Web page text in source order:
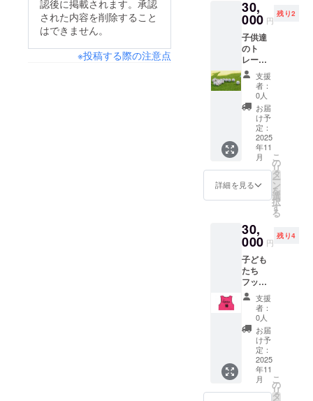
認後に掲載されます。承認
された内容を削除すること
はできません。
※投稿する際の注意点
のある
味わい
③ ジビ
エって
いわれ
なけれ
ば普通
に食べ
ちゃう
お肉の
感じと
食感 ④
フル
コース
なので
にお腹
満足!パ
⑤お肉
(鹿肉、
猪肉)は
モチロ
ン、野
菜や栗
など地
元産に
拘った
食材を
極力集
めてい
はホテ
ル敷地
様々な
調理に
使えま
す。冷
凍での
保存と
なりま
す。 11
月から
随時、
発送し
ます 産
地:愛知
県新城
産 保存
方法:冷
凍 賞味
着後100
ラー
コーン
の前に
立ち写
真（練
習風景
の動
画）を
撮りま
す 【お
礼の
メッ
セー
ジ】 感
謝の気
持ちを
込め
セージ
をお送
りしま
す それ
に写真
（動
画）を
付けて
メール
で送り
ます 11
月から
随時、
メール
をさせ
ていた
30,
000 円
残り2
子供達
のト
レーニ
ングに
参加し
てもら
えます
一緒に
サッ
カー
（フッ
トサ
ル）を
やりた
い方
は、是
援して
くださ
い 子供
達と楽
しく
サッ
カーし
ましょ
後半か
ら随
時、日
時を決
めてト
レーニ
ングに
支援
者：
0人
お届
け予
定：
2025
年11
月
詳細を見る
こ
の
リ
タ
ー
ン
を
選
択
す
る
30,
000 円
残り4
子ども
たち
フット
サルビ
ブスを1
種類プ
レゼン
トする
ことが
できま
もたち
がプレ
支援
者：
0人
お届
け予
定：
2025
年11
月
こ
の
リ
タ